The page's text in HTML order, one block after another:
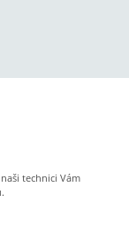
technici Vám